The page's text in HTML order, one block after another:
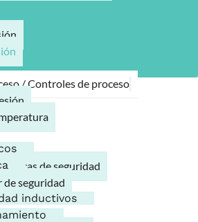
/ Controles de proceso
de seguridad
de seguridad
inductivos